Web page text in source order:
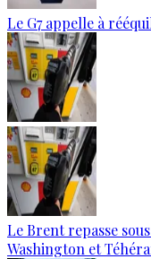
Le G7 appelle à
Le Brent repasse
Washington et